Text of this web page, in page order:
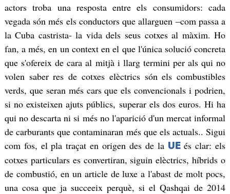
actors troba una resposta entre els consumidors: cada
vegada són més els conductors que allarguen –com passa a
la Cuba castrista- la vida dels seus cotxes al màxim. Ho
fan, a més, en un context en el que l'única solució concreta
que s'ofereix de cara al mitjà i llarg termini per als qui no
volen saber res de cotxes elèctrics són els combustibles
verds, que seran més cars que els convencionals i podrien,
si no existeixen ajuts públics, superar els dos euros. Hi ha
qui no descarta ni si més no l'aparició d'un mercat informal
de carburants que contaminaran més que els actuals.. Sigui
com fos, el pla traçat en origen des de la UEés clar: els
cotxes particulars es convertiran, siguin elèctrics, híbrids o
de combustió, en un article de luxe a l'abast de molt pocs,
una cosa que ja succeeix perquè, si el Qashqai de 2014